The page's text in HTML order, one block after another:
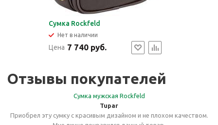
Сумка Rockfeld
Нет в наличии
Цена 7 740 руб.
Отзывы покупателей
Сумка мужская Rockfeld
Tupar
Приобрел эту сумку с красивым дизайном и не плохом качеством.